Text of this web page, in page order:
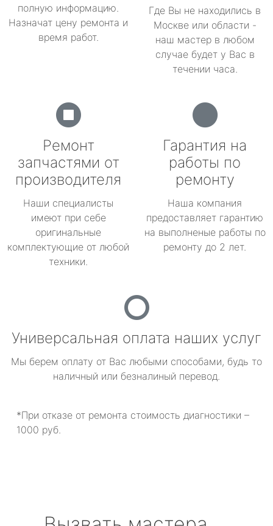
полную информацию.
Назначат цену ремонта и
время работ.
Где Вы не находились в
Москве или области -
наш мастер в любом
случае будет у Вас в
течении часа.
Ремонт
запчастями от
производителя
Наши специалисты
имеют при себе
оригинальные
комплектующие от любой
техники.
Гарантия на
работы по
ремонту
Наша компания
предоставляет гарантию
на выполненые работы по
ремонту до 2 лет.
Универсальная оплата наших услуг
Мы берем оплату от Вас любыми способами, будь то
наличный или безналиный перевод.
*При отказе от ремонта стоимость диагностики –
1000 руб.